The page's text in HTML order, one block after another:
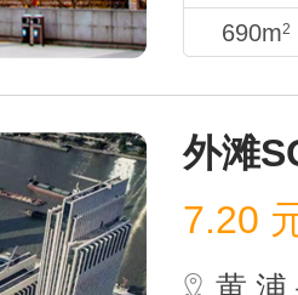
690m2
外滩
7.20
黄 浦